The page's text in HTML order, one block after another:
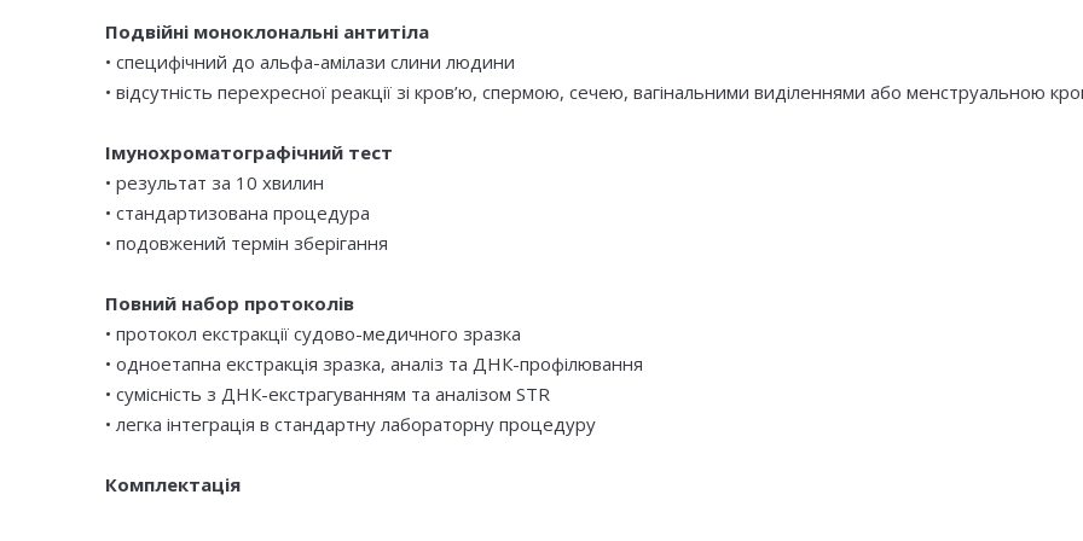
Подвійні моноклональні антитіла
• специфічний до альфа-амілази слини людини
• відсутність перехресної реакції зі кров’ю, спермою, сечею, вагінальними виділеннями або менструальною
Імунохроматографічний тест
• результат за 10 хвилин
• стандартизована процедура
• подовжений термін зберігання
Повний набор протоколів
• протокол екстракції судово-медичного зразка
• одноетапна екстракція зразка, аналіз та ДНК-профілювання
• сумісність з ДНК-екстрагуванням та аналізом STR
• легка інтеграція в стандартну лабораторну процедуру
Комплектація